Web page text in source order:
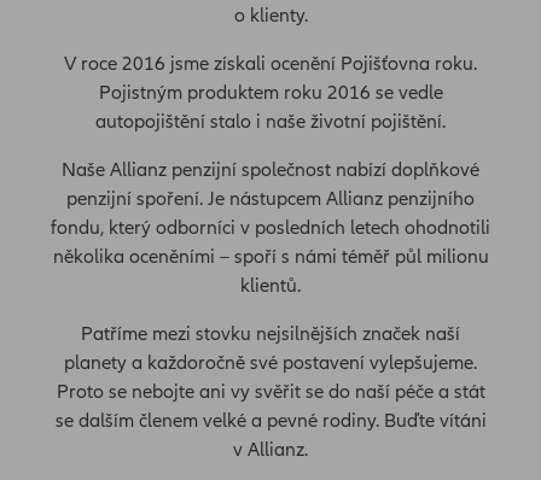
o klienty.
V roce 2016 jsme získali ocenění Pojišťovna roku.
Pojistným produktem roku 2016 se vedle
autopojištění stalo i naše životní pojištění.
Naše Allianz penzijní společnost nabízí doplňkové
penzijní spoření. Je nástupcem Allianz penzijního
fondu, který odborníci v posledních letech ohodnotili
několika oceněními – spoří s námi téměř půl milionu
klientů.
Patříme mezi stovku nejsilnějších značek naší
planety a každoročně své postavení vylepšujeme.
Proto se nebojte ani vy svěřit se do naší péče a stát
se dalším členem velké a pevné rodiny. Buďte vítáni
v Allianz.